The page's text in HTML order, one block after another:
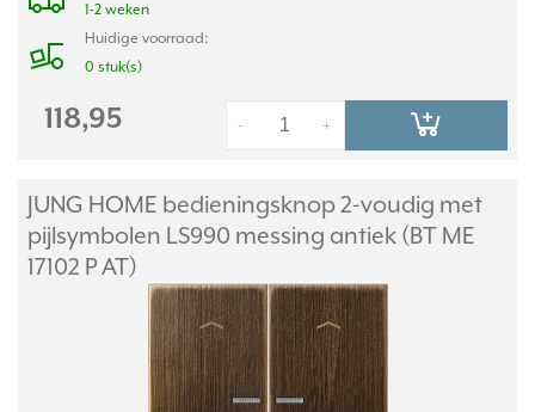
1-2 weken
Huidige voorraad:
0 stuk(s)
118,95 +
-
JUNG HOME bedieningsknop 2-voudig met
pijlsymbolen LS990 messing antiek (BT ME
17102 P AT)